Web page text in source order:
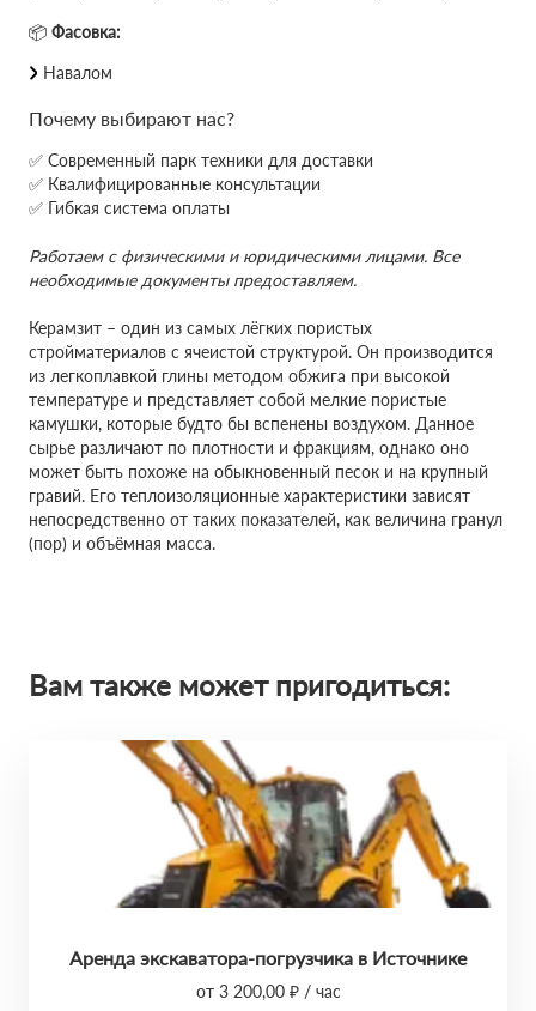
📦 Фасовка:
Навалом
Почему выбирают нас?
✅ Современный парк техники для доставки
✅ Квалифицированные консультации
✅ Гибкая система оплаты
Работаем с физическими и юридическими лицами. Все
необходимые документы предоставляем.
Керамзит – один из самых лёгких пористых
стройматериалов с ячеистой структурой. Он производится
из легкоплавкой глины методом обжига при высокой
температуре и представляет собой мелкие пористые
камушки, которые будто бы вспенены воздухом. Данное
сырье различают по плотности и фракциям, однако оно
может быть похоже на обыкновенный песок и на крупный
гравий. Его теплоизоляционные характеристики зависят
непосредственно от таких показателей, как величина гранул
(пор) и объёмная масса.
Вам также может пригодиться:
Аренда экскаватора-погрузчика в Источнике
от 3 200,00 ₽ / час